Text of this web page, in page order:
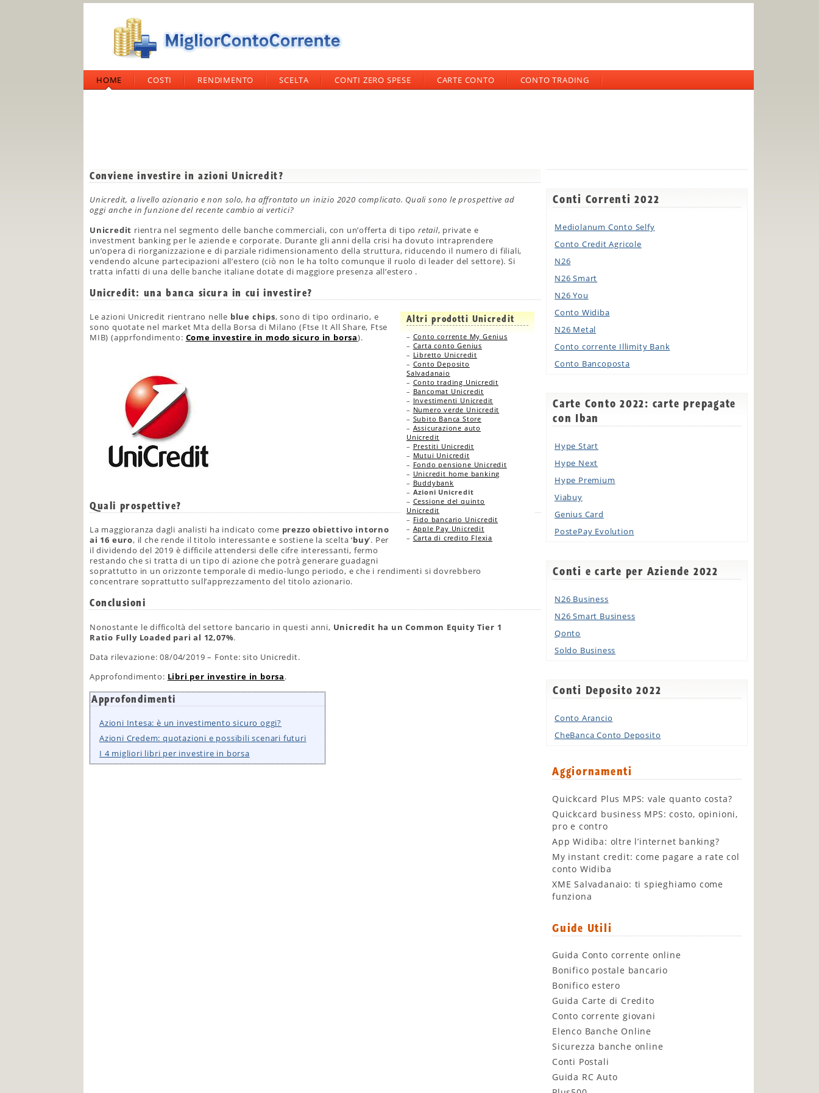
HOME COSTI RENDIMENTO SCELTA CONTI ZERO SPESE CARTE CONTO CONTO TRADING
Conviene investire in azioni Unicredit?
Unicredit, a livello azionario e non solo, ha affrontato un inizio 2020 complicato. Quali sono le prospettive ad
oggi anche in funzione del recente cambio ai vertici?
Unicredit rientra nel segmento delle banche commerciali, con un’offerta di tiporetail, private e
investment banking per le aziende e corporate. Durante gli anni della crisi ha dovuto intraprendere
un’opera di riorganizzazione e di parziale ridimensionamento della struttura, riducendo il numero di filiali,
vendendo alcune partecipazioni all’estero (ciò non le ha tolto comunque il ruolo di leader del settore). Si
tratta infatti di una delle banche italiane dotate di maggiore presenza all’estero .
Unicredit: una banca sicura in cui investire?
Altri prodotti Unicredit
– Conto corrente My Genius
– Carta conto Genius
– Libretto Unicredit
– Conto Deposito
Salvadanaio
– Conto trading Unicredit
– Bancomat Unicredit
– Investimenti Unicredit
– Numero verde Unicredit
– Subito Banca Store
– Assicurazione auto
Unicredit
– Prestiti Unicredit
– Mutui Unicredit
– Fondo pensione Unicredit
– Unicredit home banking
– Buddybank
– Azioni Unicredit
– Cessione del quinto
Unicredit
– Fido bancario Unicredit
– Apple Pay Unicredit
– Carta di credito Flexia
Le azioni Unicredit rientrano nelle blue chips, sono di tipo ordinario, e
sono quotate nel market Mta della Borsa di Milano (Ftse It All Share, Ftse
MIB) (apprfondimento: Come investire in modo sicuro in borsa).
Quali prospettive?
La maggioranza dagli analisti ha indicato come prezzo obiettivo intorno
ai 16 euro, il che rende il titolo interessante e sostiene la scelta ‘buy’. Per
il dividendo del 2019 è difficile attendersi delle cifre interessanti, fermo
restando che si tratta di un tipo di azione che potrà generare guadagni
soprattutto in un orizzonte temporale di medio-lungo periodo, e che i rendimenti si dovrebbero
concentrare soprattutto sull’apprezzamento del titolo azionario.
Conclusioni
Nonostante le difficoltà del settore bancario in questi anni, Unicredit ha un Common Equity Tier 1
Ratio Fully Loaded pari al 12,07%.
Data rilevazione: 08/04/2019 – Fonte: sito Unicredit.
Approfondimento: Libri per investire in borsa.
Approfondimenti
Azioni Intesa: è un investimento sicuro oggi?
Azioni Credem: quotazioni e possibili scenari futuri
I 4 migliori libri per investire in borsa
Conti Correnti 2022
Mediolanum Conto Selfy
Conto Credit Agricole
N26
N26 Smart
N26 You
Conto Widiba
N26 Metal
Conto corrente Illimity Bank
Conto Bancoposta
Carte Conto 2022: carte prepagate
con Iban
Hype Start
Hype Next
Hype Premium
Viabuy
Genius Card
PostePay Evolution
Conti e carte per Aziende 2022
N26 Business
N26 Smart Business
Qonto
Soldo Business
Conti Deposito 2022
Conto Arancio
CheBanca Conto Deposito
Aggiornamenti
Quickcard Plus MPS: vale quanto costa?
Quickcard business MPS: costo, opinioni,
pro e contro
App Widiba: oltre l’internet banking?
My instant credit: come pagare a rate col
conto Widiba
XME Salvadanaio: ti spieghiamo come
funziona
Guide Utili
Guida Conto corrente online
Bonifico postale bancario
Bonifico estero
Guida Carte di Credito
Conto corrente giovani
Elenco Banche Online
Sicurezza banche online
Conti Postali
Guida RC Auto